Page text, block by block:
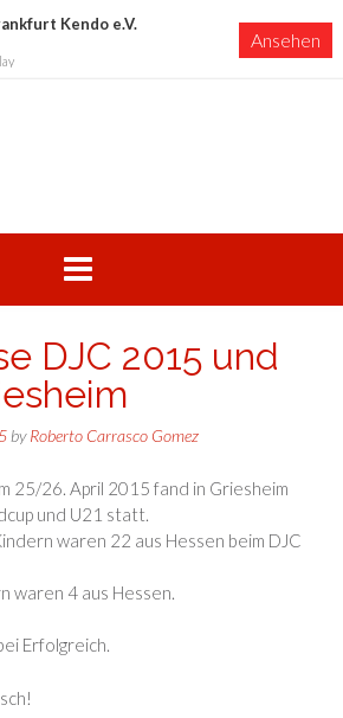
DJC 2015 und
byRoberto Carrasco Gomez
25/26. April 2015 fand in Griesheim
und U21 statt.
waren 22 aus Hessen beim DJC
waren 4 aus Hessen.
Erfolgreich.
Kendo e.V.
Ansehen